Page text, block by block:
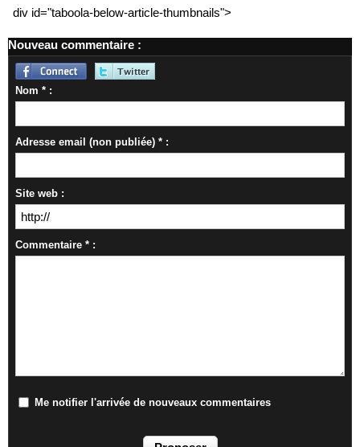
div id="taboola-below-article-thumbnails">
Nouveau commentaire :
Nom * :
Adresse email (non publiée) * :
Site web :
Commentaire * :
Me notifier l'arrivée de nouveaux commentaires